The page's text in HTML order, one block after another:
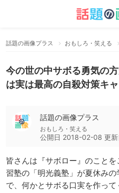
話題の画像プラス おもしろ・笑える
今の世の中サボる勇気の
は実は最高の自殺対策キ
話題の画像プラス
おもしろ・笑える
公開日 2018-02-08 更新
皆さんは『サボロー』のこと
習塾の「明光義塾」が夏休み
で、何かとサボる口実を作っ